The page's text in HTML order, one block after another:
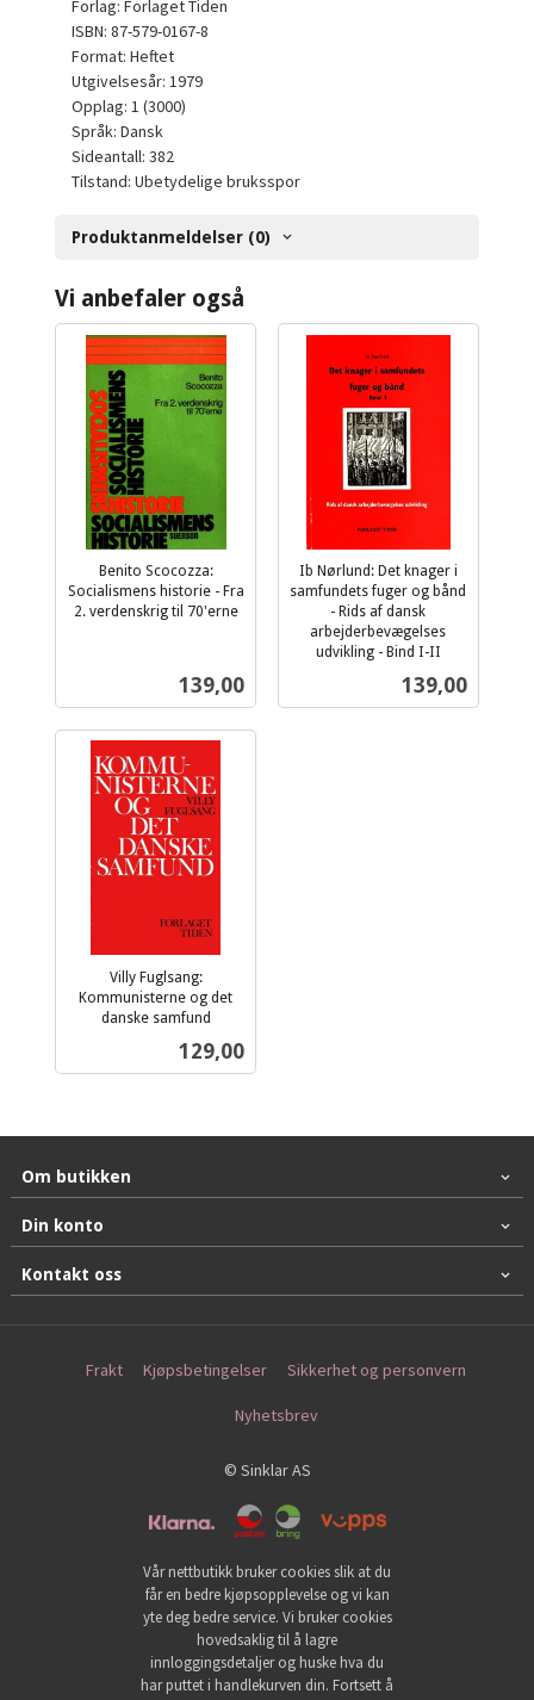
Forlag: Forlaget Tiden
ISBN: 87-579-0167-8
Format: Heftet
Utgivelsesår: 1979
Opplag: 1 (3000)
Språk: Dansk
Sideantall: 382
Tilstand: Ubetydelige bruksspor
Produktanmeldelser (0)
Vi anbefaler også
Benito Scocozza:
Socialismens historie - Fra
2. verdenskrig til 70'erne
Pris
139,00
Ib Nørlund: Det knager i
samfundets fuger og bånd
- Rids af dansk
arbejderbevægelses
udvikling - Bind I-II
Pris
139,00
Villy Fuglsang:
Kommunisterne og det
danske samfund
Pris
129,00
Om butikken
Din konto
Kontakt oss
Frakt Kjøpsbetingelser Sikkerhet og personvern
Nyhetsbrev
© Sinklar AS
Vår nettbutikk bruker cookies slik at du
får en bedre kjøpsopplevelse og vi kan
yte deg bedre service. Vi bruker cookies
hovedsaklig til å lagre
innloggingsdetaljer og huske hva du
har puttet i handlekurven din. Fortsett å